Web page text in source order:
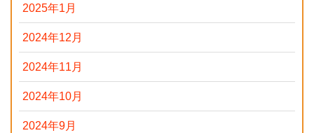
2025年1月
2024年12月
2024年11月
2024年10月
2024年9月